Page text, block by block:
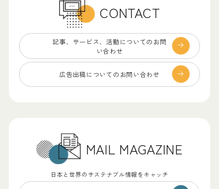
CONTACT
記事、サービス、 活動についてのお問
い合わせ
広告出稿についての お問い合わせ
MAIL MAGAZINE
日本と世界のサステナブル情報をキャッチ